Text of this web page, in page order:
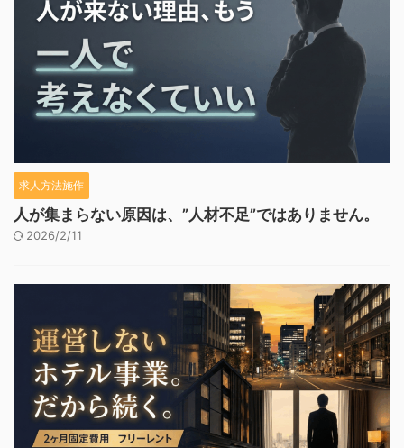
求人方法施作
人が集まらない原因は、”人材不足”ではありません。
2026/2/11